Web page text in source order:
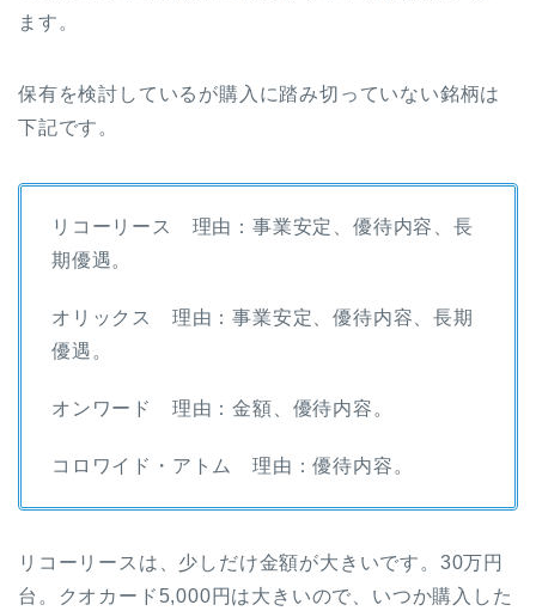
ます。
保有を検討しているが購入に踏み切っていない銘柄は
下記です。
リコーリース 理由：事業安定、優待内容、長
期優遇。
オリックス 理由：事業安定、優待内容、長期
優遇。
オンワード 理由：金額、優待内容。
コロワイド・アトム 理由：優待内容。
リコーリースは、少しだけ金額が大きいです。30万円
台。クオカード5,000円は大きいので、いつか購入した